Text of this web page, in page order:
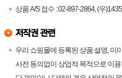
상품 A/S 접수 : 02-897-2864, (우
우리 쇼핑몰에 등록된 상품 설명, 이
사전 동의없이 상업적 목적으로 이